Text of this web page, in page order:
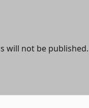
will not be published.